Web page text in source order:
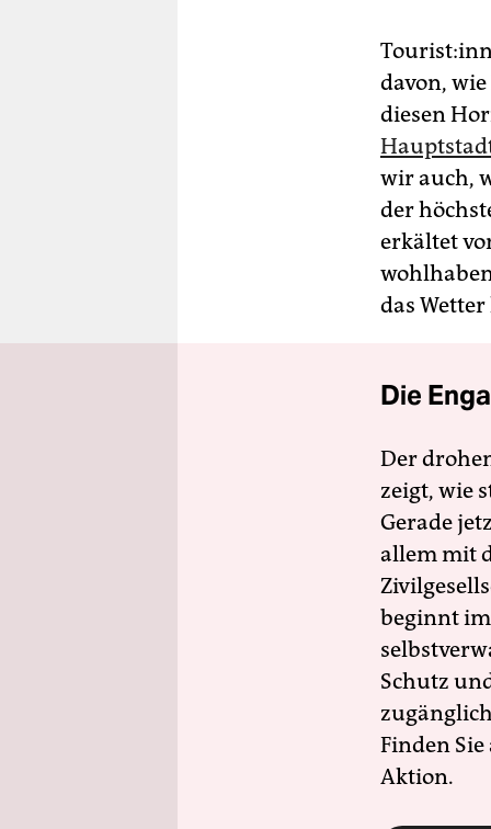
davon,
diesen
wir auch,
der
erkältet
das
Die
Der
zeigt, wie
Gerade
allem mit
beginnt
Schutz
Finden
Aktion.